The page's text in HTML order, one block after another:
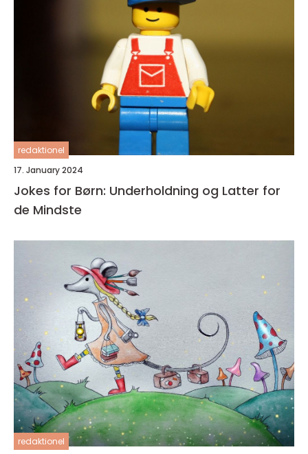
redaktionel
17. January 2024
Jokes for Børn: Underholdning og Latter for
de Mindste
redaktionel